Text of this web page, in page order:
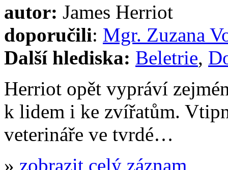
autor: James Herriot
doporučili: Mgr. Zuzana
Další hlediska: Beletrie,
Herriot opět vypráví
k lidem i ke zvířatům.
veterináře ve tvrdé…
» zobrazit celý záznam